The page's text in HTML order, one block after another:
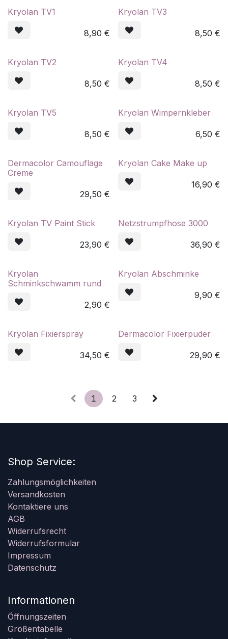
Kryolan TV1
8,90 €
Kryolan TV3
8,50 €
Kryolan TV2
8,50 €
Kryolan TV4
8,50 €
Kryolan TV5
8,50 €
Kryolan Wimpernkleber
6,50 €
Dermacolor Camouflage
Creme
29,50 €
Kryolan Cake Make up
16,90 €
Kryolan TV Paint Stick
23,90 €
Netzstrumpfhose 3000
36,90 €
Kryolan
Schminkschwamm rund
2,90 €
Kryolan Abschminke
9,90 €
Kryolan Fixierspray
34,50 €
Dermacolor Fixierpuder
29,90 €
1 2 3
Shop Service:
Zahlungsmöglichkeiten
Versandkosten
Kontaktiere uns
AGB
Widerrufsrecht
Widerrufsformular
Impressum
Datenschutz
Informationen
Öffnungszeiten
Größentabelle